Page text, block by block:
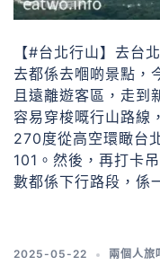
【#台北行山】去台
去都係去嗰啲景點，
且遠離遊客區，走到
容易穿梭嘅行山路線
270度從高空環瞰台
101。然後，再打卡
數都係下行路段，係
2025-05-22 兩個人旅